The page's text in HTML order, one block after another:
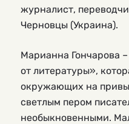
журналист,
Черновцы (Украина).
Марианна Гончарова
от литературы»,
окружающих на
светлым пером
необыкновенными.